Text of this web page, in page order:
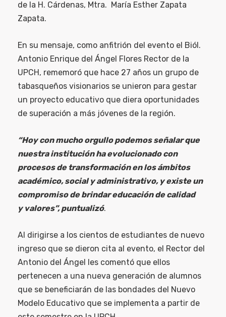
de la H. Cárdenas, Mtra. María Esther Zapata
Zapata.
En su mensaje, como anfitrión del evento el Biól.
Antonio Enrique del Ángel Flores Rector de la
UPCH, rememoró que hace 27 años un grupo de
tabasqueños visionarios se unieron para gestar
un proyecto educativo que diera oportunidades
de superación a más jóvenes de la región.
“Hoy con mucho orgullo podemos señalar que
nuestra institución ha evolucionado con
procesos de transformación en los ámbitos
académico, social y administrativo, y existe un
compromiso de brindar educación de calidad
y valores”, puntualizó.
Al dirigirse a los cientos de estudiantes de nuevo
ingreso que se dieron cita al evento, el Rector del
Antonio del Ángel les comentó que ellos
pertenecen a una nueva generación de alumnos
que se beneficiarán de las bondades del Nuevo
Modelo Educativo que se implementa a partir de